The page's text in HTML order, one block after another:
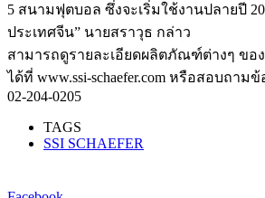
5 สนามฟุตบอล ซึ่งจะเริ่มใช้งานปลายปี
ประเทศจีน” นายสราวุธ กล่าว
สามารถดูรายละเอียดผลิตภัณฑ์ต่างๆ ของ
ได้ที่ www.ssi-schaefer.com หรือสอบถาม
02-204-0205
TAGS
SSI SCHAEFER